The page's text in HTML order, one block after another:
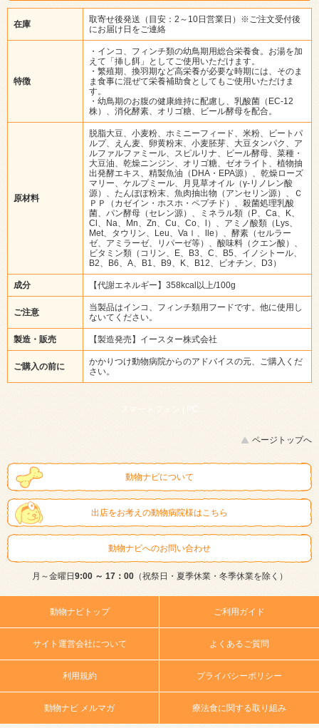
在庫
取寄せ後発送（目安：2～10日営業日）※ご注文受付後
にお届け日をご連絡
特徴
・インコ、フィンチ類の幼鳥期用総合栄養食。お湯を加
えて「挿し餌」としてご使用いただけます。
・繁殖期、換羽期など高栄養が必要な時期には、そのま
ま食事に混ぜて栄養補助食としてもご使用いただけま
す。
・幼鳥期のお腹の健康維持に配慮し、乳酸菌（EC-12
株）、消化酵素、オリゴ糖、ビール酵母を配合。
原材料
脱脂大豆、小麦粉、ホミニーフィード、米粉、ビートパ
ルプ、えん麦、卵黄粉末、小麦胚芽、大豆タンパク、ア
ルファルファミール、スピルリナ、ビール酵母、菜種・
大豆油、乾燥ニンジン、オリゴ糖、ゼオライト、植物抽
出発酵エキス、精製魚油（DHA・EPA源）、乾燥ローズ
マリー、ケルプミール、月見草オイル（γ-リノレン酸
源）、たんぽぽ粉末、魚肉抽出物（アンセリン源）、Ｃ
ＰＰ（カゼイン・ホスホ・ペプチド）、殺菌処理乳酸
菌、パン酵母（セレン源）、ミネラル類（P、Ca、K、
Cl、Na、Mn、Zn、Cu、Co、l）、アミノ酸類（Lys、
Met、タウリン、Leu、Vaｌ、lle）、酵素（セルラー
ゼ、アミラーゼ、リパーゼ等）、酸味料（クエン酸）、
ビタミン類（コリン、E、B3、C、B5、イノシトール、
B2、B6、A、B1、B9、K、B12、ビオチン、D3）
成分 【代謝エネルギー】358kcal以上/100g
ご注意
当製品はインコ、フィンチ類用フードです。他に使用し
ないてください。
製造・販売 【製造発売】イースター株式会社
ご購入の前に
かかりつけ動物病院からのアドバイスの元、ご購入くだ
さい。
スマートフォン |
ページトップへ
動物ナビについて
出店をお考えの動物病院様はこちら
動物ナビへのお問い合わせ
月～金曜日9:00 ～ 17：00（祝祭日・夏季休業・冬季休業を除く）
動物ナビトップ ご利用ガイド
サイト運営会社について よくあるご質問
利用規約 プライバシーポリシー
動物ナビ メルマガ 療法食に関する取り組み